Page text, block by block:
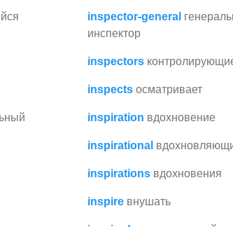
inspector-general
инспектор
inspectors
inspects осматривает
inspiration вдохновение
inspirational
inspirations вдохновения
inspire внушать